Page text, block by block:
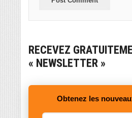
RECEVEZ
« NEWSLETTER »
Obtenez les